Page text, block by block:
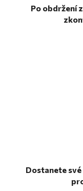
Po obdržení
Dostanete